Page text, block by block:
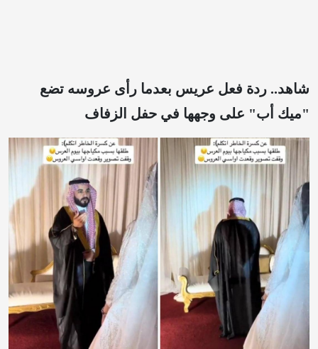
شاهد.. ردة فعل عريس بعدما رأى عروسه تضع
"ميك أب" على وجهها في حفل الزفاف